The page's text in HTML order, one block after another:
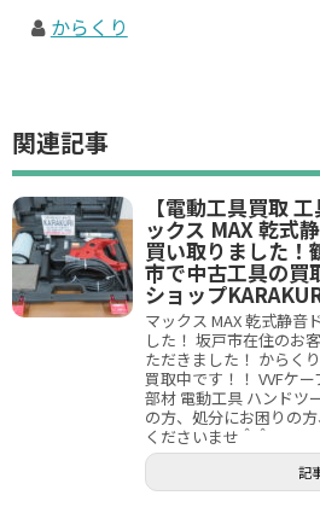
からくり
関連記事
【電動工具買取
ックス MAX 乾式
買い取りました！
市で中古工具の買
ショップ
マックス MAX 乾式静音
した！ 坂戸市在住のお
ただきました！ からく
買取中です！！ VVFケ
部材 電動工具 ハンドツ
の方、処分にお困りの
くださいませ＾＾
記